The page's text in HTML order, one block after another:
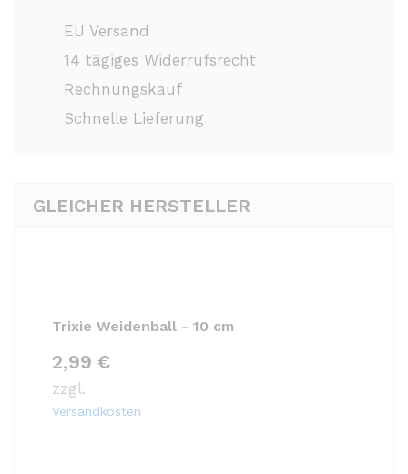
EU Versand
14 tägiges Widerrufsrecht
Rechnungskauf
Schnelle Lieferung
GLEICHER HERSTELLER
Trixie Weidenball - 10 cm
2,99 €
zzgl.
Versandkosten